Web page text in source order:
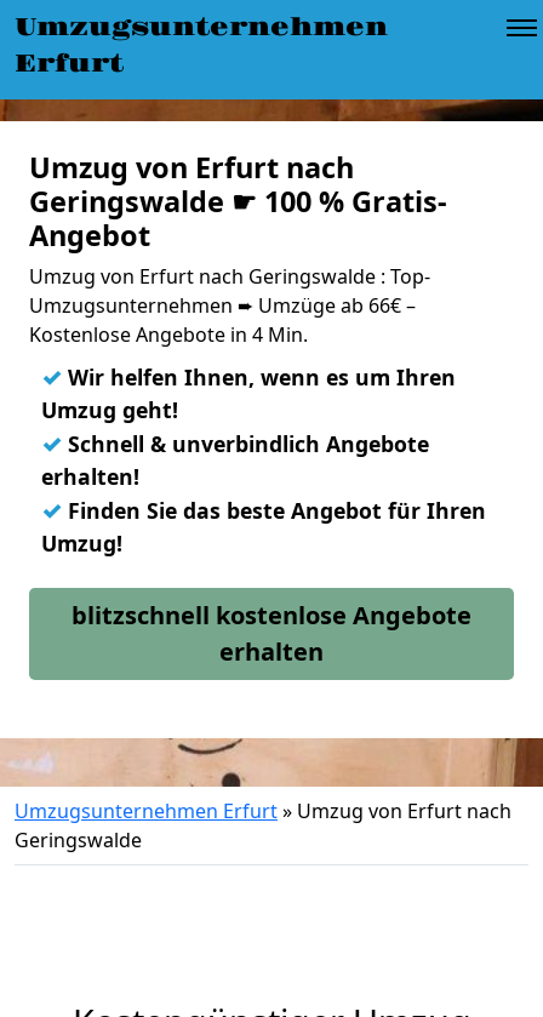
Umzugsunternehmen
Erfurt
Umzug von Erfurt nach
Geringswalde ☛ 100 % Gratis-
Angebot
Umzug von Erfurt nach Geringswalde : Top-
Umzugsunternehmen ➨ Umzüge ab 66€ –
Kostenlose Angebote in 4 Min.
✓ Wir helfen Ihnen, wenn es um Ihren
Umzug geht!
✓ Schnell & unverbindlich Angebote
erhalten!
✓ Finden Sie das beste Angebot für Ihren
Umzug!
blitzschnell kostenlose Angebote
erhalten
Umzugsunternehmen Erfurt» Umzug von Erfurt nach
Geringswalde